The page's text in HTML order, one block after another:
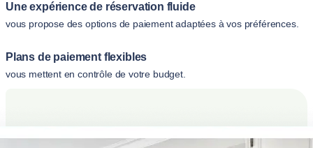
Une expérience de réservation fluide
vous propose des options de paiement adaptées à vos préférences.
Plans de paiement flexibles
vous mettent en contrôle de votre budget.